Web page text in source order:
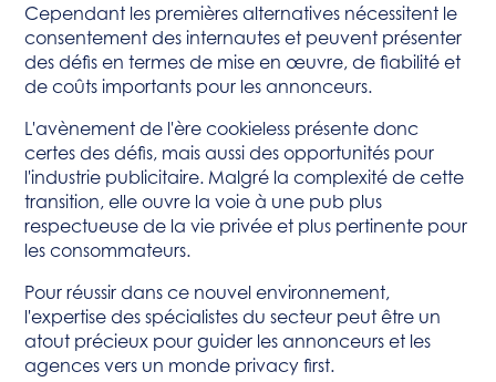
Cependant les premières alternatives nécessitent le
consentement des internautes et peuvent présenter
des défis en termes de mise en œuvre, de fiabilité et
de coûts importants pour les annonceurs.
L'avènement de l'ère cookieless présente donc
certes des défis, mais aussi des opportunités pour
l'industrie publicitaire. Malgré la complexité de cette
transition, elle ouvre la voie à une pub plus
respectueuse de la vie privée et plus pertinente pour
les consommateurs.
Pour réussir dans ce nouvel environnement,
l'expertise des spécialistes du secteur peut être un
atout précieux pour guider les annonceurs et les
agences vers un monde privacy first.